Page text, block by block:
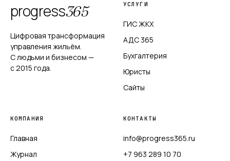
progress365
Цифровая трансформация
управления жильём.
С людьми и бизнесом —
с 2015 года.
УСЛУГИ
ГИС ЖКХ
АДС 365
Бухгалтерия
Юристы
Сайты
КОМПАНИЯ
Главная
Журнал
КОНТАКТЫ
info@progress365.ru
+7 963 289 10 70